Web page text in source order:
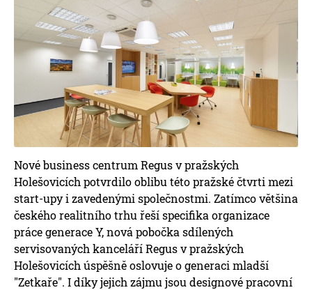
Nové business centrum Regus v pražských
Holešovicích potvrdilo oblibu této pražské čtvrti mezi
start-upy i zavedenými společnostmi. Zatímco většina
českého realitního trhu řeší specifika organizace
práce generace Y, nová pobočka sdílených
servisovaných kanceláří Regus v pražských
Holešovicích úspěšně oslovuje o generaci mladší
"Zetkaře". I díky jejich zájmu jsou designové pracovní